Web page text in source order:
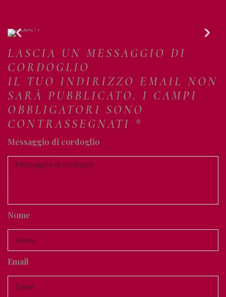
LASCIA UN MESSAGGIO DI
CORDOGLIO
IL TUO INDIRIZZO EMAIL NON
SARÀ PUBBLICATO. I CAMPI
OBBLIGATORI SONO
CONTRASSEGNATI *
Messaggio di cordoglio
Nome
Email